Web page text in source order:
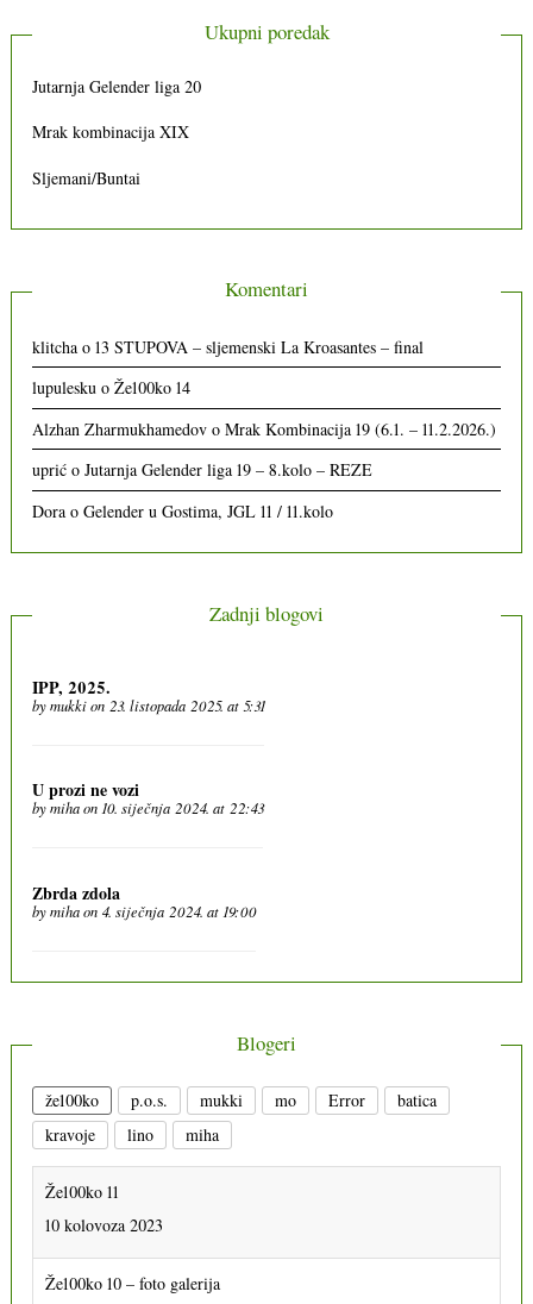
Ukupni poredak
Jutarnja Gelender liga 20
Mrak kombinacija XIX
Sljemani/Buntai
Komentari
klitcha o13 STUPOVA – sljemenski La Kroasantes – final
lupulesku oŽe100ko 14
Alzhan Zharmukhamedov oMrak Kombinacija 19 (6.1. – 11.2.2026.)
uprić oJutarnja Gelender liga 19 – 8.kolo – REZE
Dora oGelender u Gostima, JGL 11 / 11.kolo
Zadnji blogovi
IPP, 2025.
bymukkion 23. listopada 2025. at 5:31
U prozi ne vozi
bymihaon 10. siječnja 2024. at 22:43
Zbrda zdola
bymihaon 4. siječnja 2024. at 19:00
Blogeri
že100ko p.o.s. mukki mo Error
batica
kravoje
lino miha
Že100ko 11
10 kolovoza 2023
Že100ko 10 – foto galerija